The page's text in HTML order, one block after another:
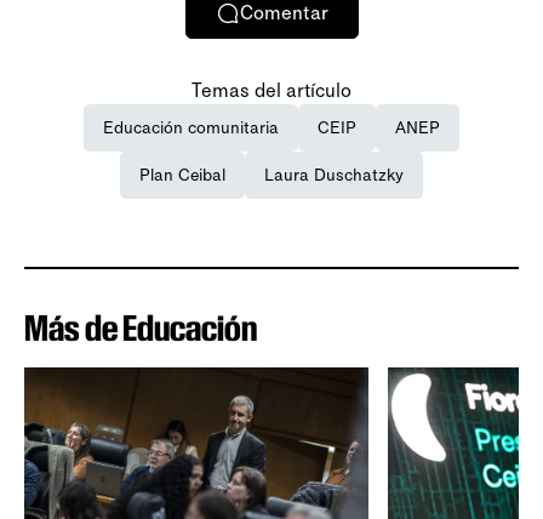
Comentar
Temas del artículo
Educación comunitaria CEIP ANEP
Plan Ceibal Laura Duschatzky
Más de Educación